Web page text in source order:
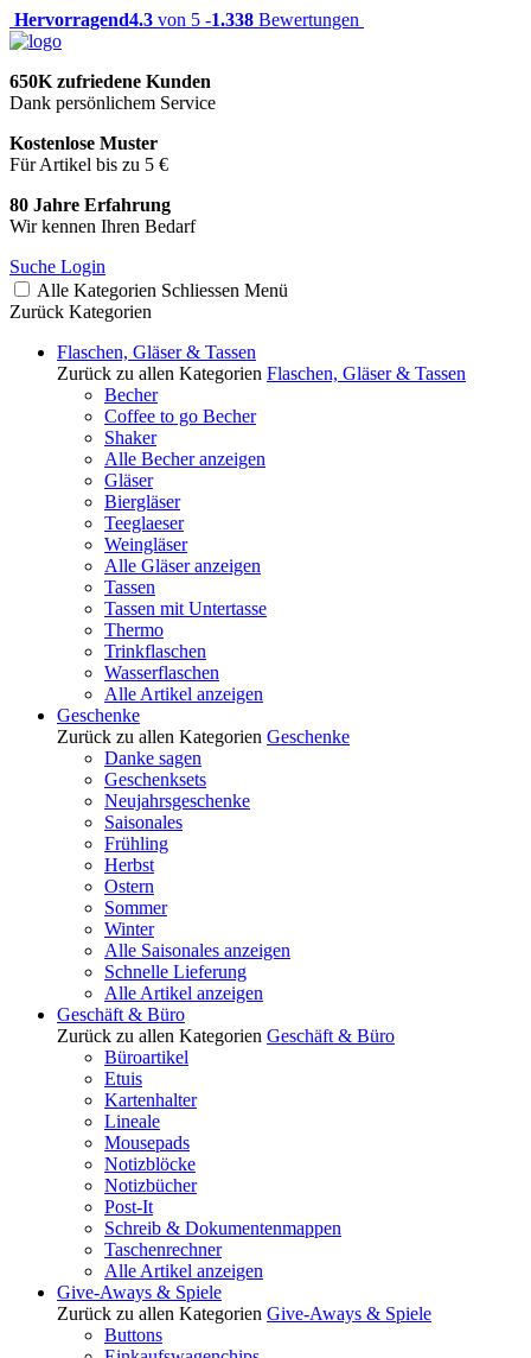
Hervorragend4.3 von 5 -1.338 Bewertungen
650K zufriedene Kunden
Dank persönlichem Service
Kostenlose Muster
Für Artikel bis zu 5 €
80 Jahre Erfahrung
Wir kennen Ihren Bedarf
Suche Login
Alle Kategorien Schliessen Menü
Zurück Kategorien
Flaschen, Gläser & Tassen
Zurück zu allen Kategorien Flaschen, Gläser & Tassen
Becher
Coffee to go Becher
Shaker
Alle Becher anzeigen
Gläser
Biergläser
Teeglaeser
Weingläser
Alle Gläser anzeigen
Tassen
Tassen mit Untertasse
Thermo
Trinkflaschen
Wasserflaschen
Alle Artikel anzeigen
Geschenke
Zurück zu allen Kategorien Geschenke
Danke sagen
Geschenksets
Neujahrsgeschenke
Saisonales
Frühling
Herbst
Ostern
Sommer
Winter
Alle Saisonales anzeigen
Schnelle Lieferung
Alle Artikel anzeigen
Geschäft & Büro
Zurück zu allen Kategorien Geschäft & Büro
Büroartikel
Etuis
Kartenhalter
Lineale
Mousepads
Notizblöcke
Notizbücher
Post-It
Schreib & Dokumentenmappen
Taschenrechner
Alle Artikel anzeigen
Give-Aways & Spiele
Zurück zu allen Kategorien Give-Aways & Spiele
Buttons